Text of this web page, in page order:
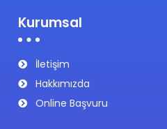
Kurumsal
İletişim
Hakkımızda
Online Başvuru